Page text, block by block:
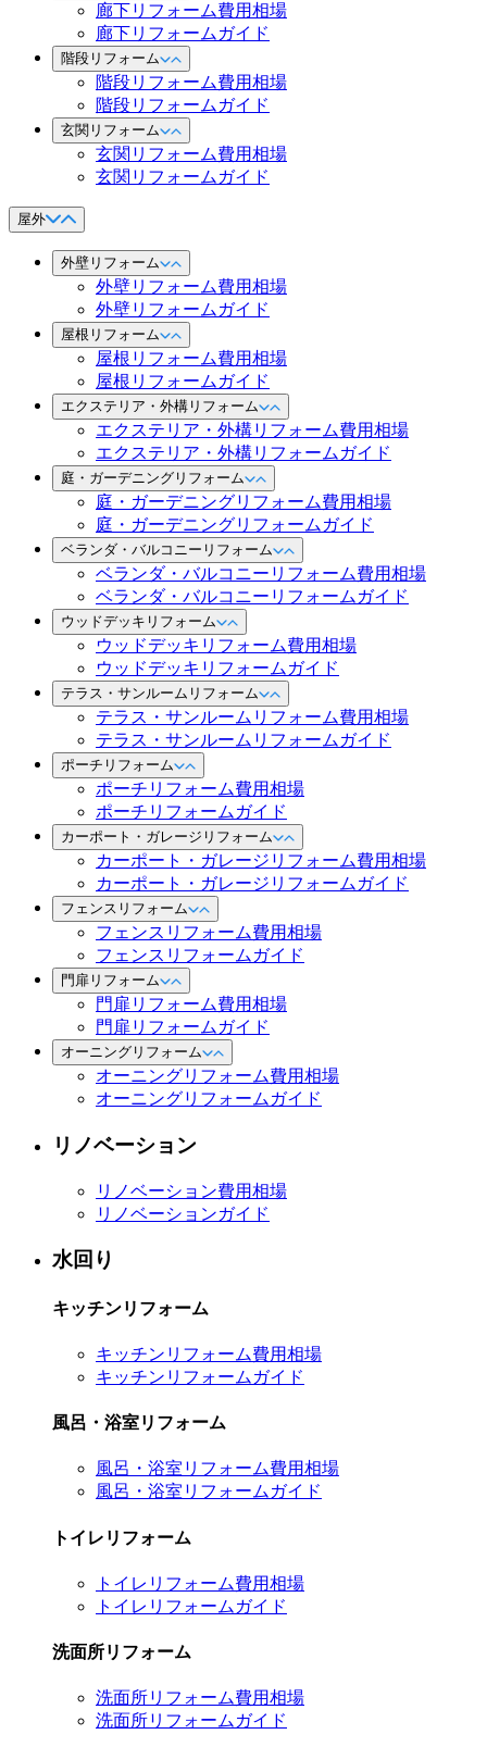
廊下リフォーム費用相場
廊下リフォームガイド
階段リフォーム
階段リフォーム費用相場
階段リフォームガイド
玄関リフォーム
玄関リフォーム費用相場
玄関リフォームガイド
屋外
外壁リフォーム
外壁リフォーム費用相場
外壁リフォームガイド
屋根リフォーム
屋根リフォーム費用相場
屋根リフォームガイド
エクステリア・外構リフォーム
エクステリア・外構リフォーム費用相場
エクステリア・外構リフォームガイド
庭・ガーデニングリフォーム
庭・ガーデニングリフォーム費用相場
庭・ガーデニングリフォームガイド
ベランダ・バルコニーリフォーム
ベランダ・バルコニーリフォーム費用相場
ベランダ・バルコニーリフォームガイド
ウッドデッキリフォーム
ウッドデッキリフォーム費用相場
ウッドデッキリフォームガイド
テラス・サンルームリフォーム
テラス・サンルームリフォーム費用相場
テラス・サンルームリフォームガイド
ポーチリフォーム
ポーチリフォーム費用相場
ポーチリフォームガイド
カーポート・ガレージリフォーム
カーポート・ガレージリフォーム費用相場
カーポート・ガレージリフォームガイド
フェンスリフォーム
フェンスリフォーム費用相場
フェンスリフォームガイド
門扉リフォーム
門扉リフォーム費用相場
門扉リフォームガイド
オーニングリフォーム
オーニングリフォーム費用相場
オーニングリフォームガイド
リノベーション
リノベーション費用相場
リノベーションガイド
水回り
キッチンリフォーム
キッチンリフォーム費用相場
キッチンリフォームガイド
風呂・浴室リフォーム
風呂・浴室リフォーム費用相場
風呂・浴室リフォームガイド
トイレリフォーム
トイレリフォーム費用相場
トイレリフォームガイド
洗面所リフォーム
洗面所リフォーム費用相場
洗面所リフォームガイド